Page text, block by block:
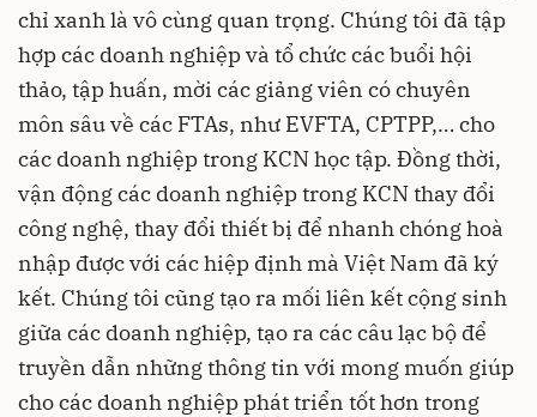
chỉ xanh là vô cùng quan trọng. Chúng tôi đã tập
hợp các doanh nghiệp và tổ chức các buổi hội
thảo, tập huấn, mời các giảng viên có chuyên
môn sâu về các FTAs, như EVFTA, CPTPP,… cho
các doanh nghiệp trong KCN học tập. Đồng thời,
vận động các doanh nghiệp trong KCN thay đổi
công nghệ, thay đổi thiết bị để nhanh chóng hoà
nhập được với các hiệp định mà Việt Nam đã ký
kết. Chúng tôi cũng tạo ra mối liên kết cộng sinh
giữa các doanh nghiệp, tạo ra các câu lạc bộ để
truyền dẫn những thông tin với mong muốn giúp
cho các doanh nghiệp phát triển tốt hơn trong